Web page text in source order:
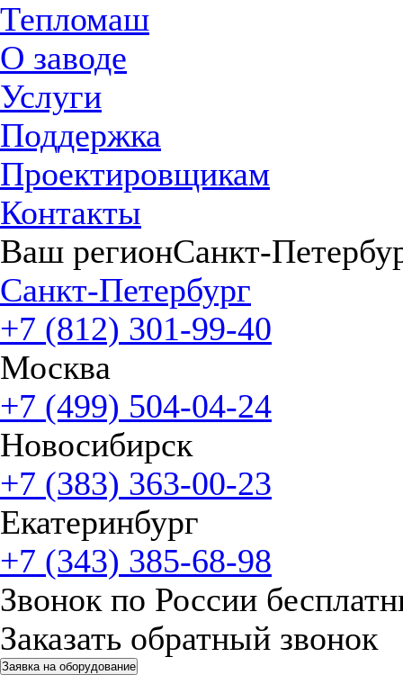
Тепломаш
О заводе
Услуги
Поддержка
Проектировщикам
Контакты
Ваш регионСанкт-
Санкт-Петербург
+7 (812) 301-99-40
Москва
+7 (499) 504-04-24
Новосибирск
+7 (383) 363-00-23
Екатеринбург
+7 (343) 385-68-98
Звонок по России
Заказать обратный звонок
Заявка на оборудование